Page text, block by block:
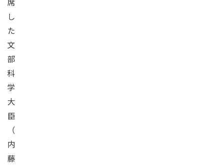
し
た
文
部
科
学
大
臣
（
内
藤